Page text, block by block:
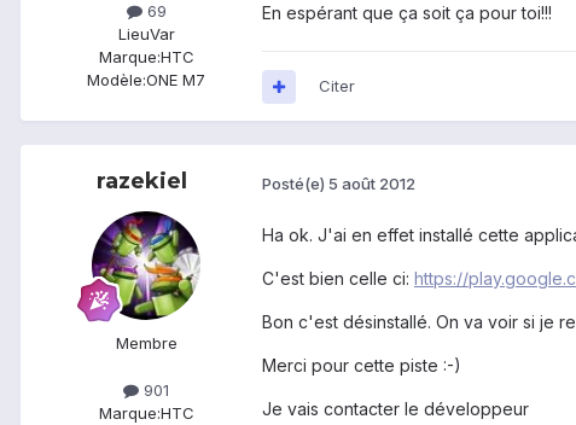
69
LieuVar
Marque:HTC
Modèle:ONE M7
En espérant que ça soit ça pour toi!!!
Citer
razekiel
Membre
901
Marque:HTC
Posté(e) 5 août 2012
Ha ok. J'ai en effet installé cette
C'est bien celle ci: https://
Bon c'est désinstallé. On va voir si je
Merci pour cette piste :-)
Je vais contacter le développeur